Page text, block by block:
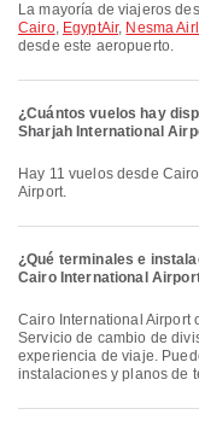
La mayoría de viajeros
Cairo, EgyptAir, Nesma
desde este aeropuerto.
¿Cuántos vuelos hay
Sharjah International
Hay 11 vuelos desde Cairo International Airport hasta Sharjah International
Airport.
¿Qué terminales e
Cairo International
Cairo International Airport ofrece Silla de ruedas, Servicio bancario/ATM,
Servicio de cambio de
experiencia de viaje.
instalaciones y planos de